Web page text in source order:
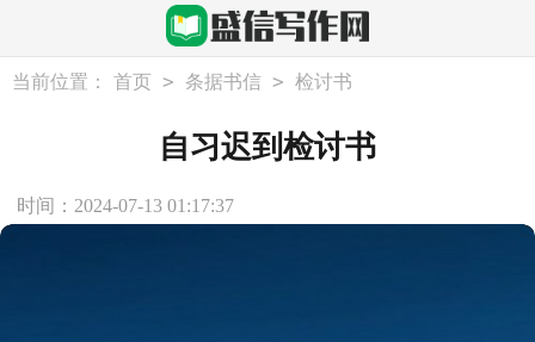
当前位置： 首页 > 条据书信 > 检讨书
自习迟到检讨书
时间：2024-07-13 01:17:37